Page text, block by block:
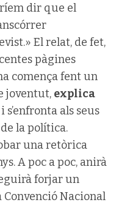
dir que el
El relat, de fet,
pàgines
comença fent un
joventut, explica
i s’enfronta als seus
la política.
una retòrica
A poc a poc, anirà
forjar un
Nacional